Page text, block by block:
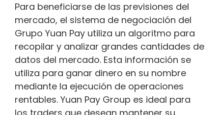
Para beneficiarse de las previsiones del
mercado, el sistema de negociación del
Grupo Yuan Pay utiliza un algoritmo para
recopilar y analizar grandes cantidades de
datos del mercado. Esta información se
utiliza para ganar dinero en su nombre
mediante la ejecución de operaciones
rentables. Yuan Pay Group es ideal para